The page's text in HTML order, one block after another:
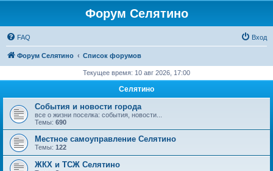
Форум Селятино
FAQ Вход
Форум Селятино Список форумов
Текущее время: 10 авг 2026, 17:00
Селятино
События и новости города
все о жизни поселка: события, новости...
Темы: 690
Местное самоуправление Селятино
Темы: 122
ЖКХ и ТСЖ Селятино